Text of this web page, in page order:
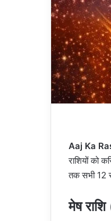
Aaj Ka
राशियों को
तक सभी 12
मेष